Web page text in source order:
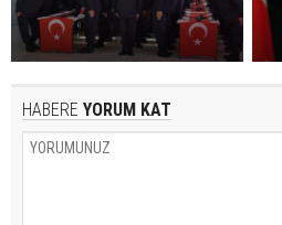
HABERE YORUM KAT